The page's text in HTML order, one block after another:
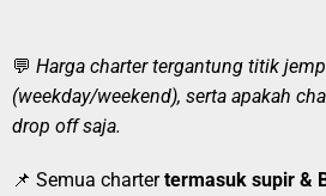
💬 Harga charter tergantung titik
(weekday/weekend), serta apakah
drop off saja.
📌 Semua chartertermasuk supir &